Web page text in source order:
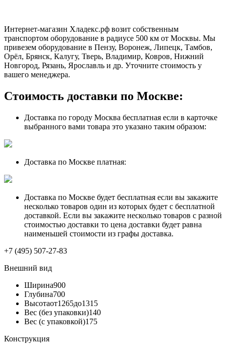
Интернет-магазин Хладекс.рф возит собственным
транспортом оборудование в радиусе 500 км от Москвы. Мы
привезем оборудование в Пензу, Воронеж, Липецк, Тамбов,
Орёл, Брянск, Калугу, Тверь, Владимир, Ковров, Нижний
Новгород, Рязань, Ярославль и др. Уточните стоимость у
вашего менеджера.
Стоимость доставки по Москве:
Доставка по городу Москва бесплатная если в карточке
выбранного вами товара это указано таким образом:
Доставка по Москве платная:
Доставка по Москве будет бесплатная если вы закажите
несколько товаров один из которых будет с бесплатной
доставкой. Если вы закажите несколько товаров с разной
стоимостью доставки то цена доставки будет равна
наименьшей стоимости из графы доставка.
+7 (495) 507-27-83
Внешний вид
Ширина900
Глубина700
Высотаот1265до1315
Вес (без упаковки)140
Вес (с упаковкой)175
Конструкция